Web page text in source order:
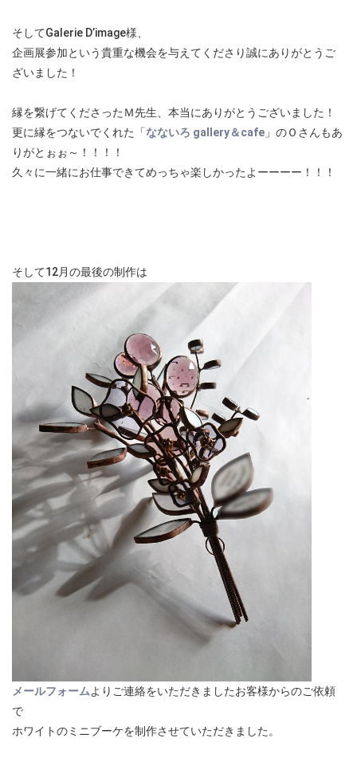
そしてGalerie D’image様、
企画展参加という貴重な機会を与えてくださり誠にありがとうご
ざいました！
縁を繋げてくださったＭ先生、本当にありがとうございました！
更に縁をつないでくれた「なないろ gallery＆cafe 」のＯさんもあ
りがとぉぉ～！！！！
久々に一緒にお仕事できてめっちゃ楽しかったよーーーー！！！
そして12月の最後の制作は
メールフォームよりご連絡をいただきましたお客様からのご依頼
で
ホワイトのミニブーケを制作させていただきました。